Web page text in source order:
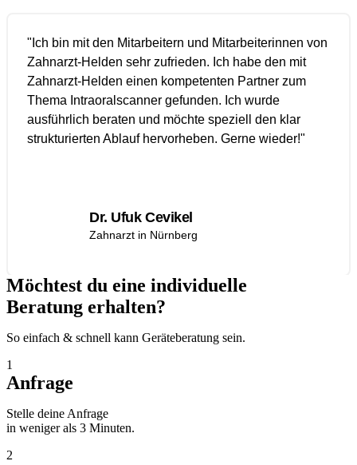
"Ich bin mit den Mitarbeitern und Mitarbeiterinnen von
Zahnarzt-Helden sehr zufrieden. Ich habe den mit
Zahnarzt-Helden einen kompetenten Partner zum
Thema Intraoralscanner gefunden. Ich wurde
ausführlich beraten und möchte speziell den klar
strukturierten Ablauf hervorheben. Gerne wieder!"
Dr. Ufuk Cevikel
Zahnarzt in Nürnberg
Möchtest du eine individuelle
Beratung erhalten?
So einfach & schnell kann Geräteberatung sein.
1
Anfrage
Stelle deine Anfrage
in weniger als 3 Minuten.
2